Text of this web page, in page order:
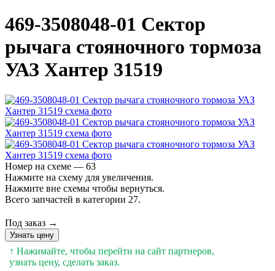
469-3508048-01 Сектоp
pычага стояночного тоpмоза
УАЗ Хантер 31519
Номер на схеме — 63
Нажмите на схему для увеличения.
Нажмите вне схемы чтобы вернуться.
Всего запчастей в категории 27.
Под заказ →
Узнать цену
↑ Нажимайте, чтобы перейти на сайт партнеров,
узнать цену, сделать заказ.